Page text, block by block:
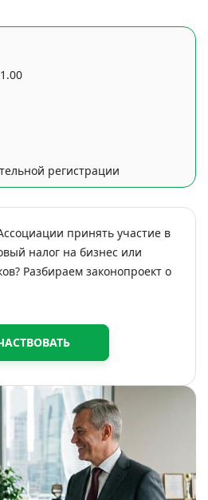
регистрации
принять участие в
налог на бизнес или
Разбираем законопроект о